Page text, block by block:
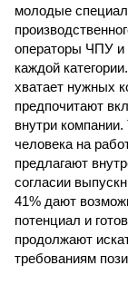
молодые
операторы ЧПУ и
каждой
хватает нужных
предпочитают
внутри
человека на
предлагают
согласии
41% дают
потенциал и
продолжают
требованиям